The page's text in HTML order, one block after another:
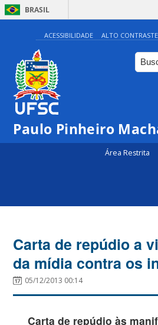
BRASIL
ACESSIBILIDADE ALTO CONTRASTE
Paulo Pinheiro
Área Restrita
Carta de repúdio a
da mídia contra os
05/12/2013 00:14
Carta de repúdio às